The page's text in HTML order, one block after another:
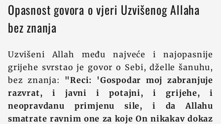
Opasnost govora o vjeri Uzvišenog Allaha
bez znanja
Uzvišeni Allah među najveće i najopasnije
grijehe svrstao je govor o Sebi, dželle šanuhu,
bez znanja: "Reci: 'Gospodar moj zabranjuje
razvrat, i javni i potajni, i grijehe, i
neopravdanu primjenu sile, i da Allahu
smatrate ravnim one za koje On nikakav dokaz